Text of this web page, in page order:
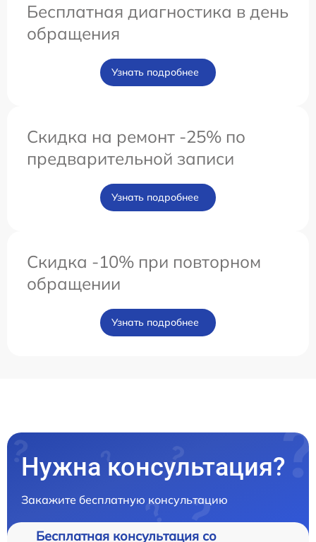
Бесплатная диагностика в день
обращения
Узнать подробнее
Скидка на ремонт -25% по
предварительной записи
Узнать подробнее
Скидка -10% при повторном
обращении
Узнать подробнее
Нужна консультация?
Закажите бесплатную консультацию
Бесплатная консультация со